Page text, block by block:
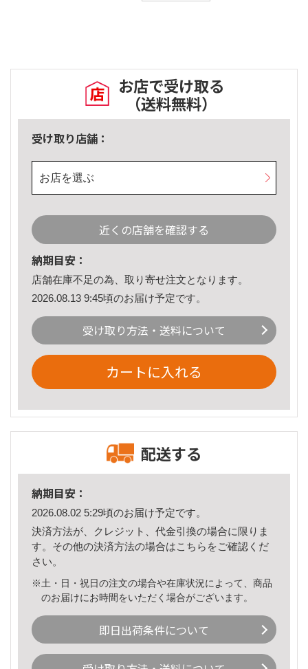
お店で受け取る
（送料無料）
受け取り店舗：
お店を選ぶ
近くの店舗を確認する
納期目安：
店舗在庫不足の為、取り寄せ注文となります。
2026.08.13 9:45頃のお届け予定です。
受け取り方法・送料について
カートに入れる
配送する
納期目安：
2026.08.02 5:29頃のお届け予定です。
決済方法が、クレジット、代金引換の場合に限りま
す。その他の決済方法の場合はこちら をご確認くだ
さい。
※土・日・祝日の注文の場合や在庫状況によって、商品
のお届けにお時間をいただく場合がございます。
即日出荷条件について